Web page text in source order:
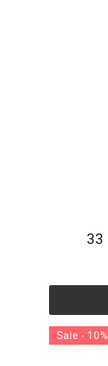
33
Sale - 10%